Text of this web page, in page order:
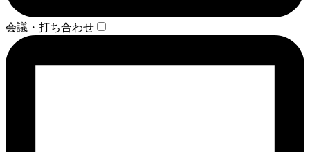
会議・打ち合わせ